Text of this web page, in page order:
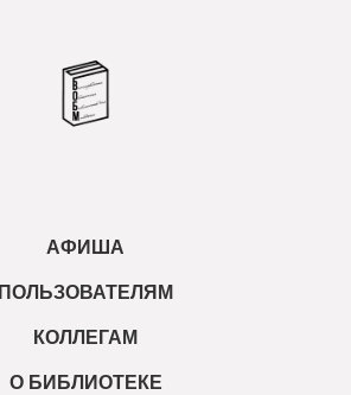
АФИША
ПОЛЬЗОВАТЕЛЯМ
КОЛЛЕГАМ
О БИБЛИОТЕКЕ